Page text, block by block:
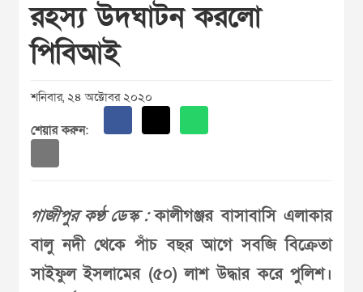
রহস্য উদঘাটন করলো
পিবিআই
শনিবার, ২৪ অক্টোবর ২০২০
শেয়ার করুন:
গাজীপুর কণ্ঠ ডেস্ক : কালীগঞ্জর বাসাবাসি এলাকার
বালু নদী থেকে পাঁচ বছর আগে সবজি বিক্রেতা
সাইফুল ইসলামের (৫০) লাশ উদ্ধার করে পুলিশ।